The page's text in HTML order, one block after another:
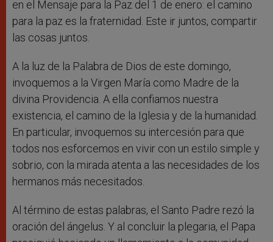
en el Mensaje para la Paz del 1 de enero: el camino
para la paz es la fraternidad. Este ir juntos, compartir
las cosas juntos.
A la luz de la Palabra de Dios de este domingo,
invoquemos a la Virgen María como Madre de la
divina Providencia. A ella confiamos nuestra
existencia, el camino de la Iglesia y de la humanidad.
En particular, invoquemos su intercesión para que
todos nos esforcemos en vivir con un estilo simple y
sobrio, con la mirada atenta a las necesidades de los
hermanos más necesitados.
Al término de estas palabras, el Santo Padre rezó la
oración del ángelus. Y al concluir la plegaria, el Papa